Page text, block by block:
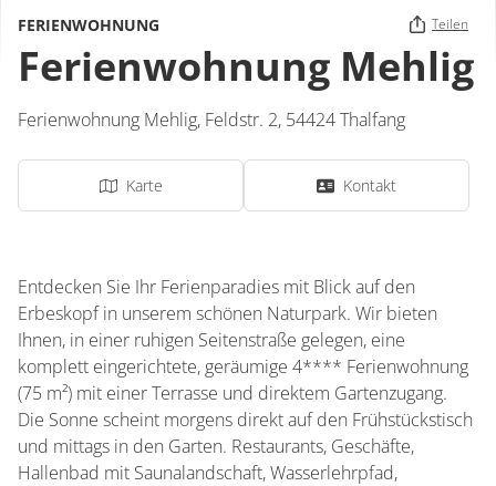
FERIENWOHNUNG Teilen
Ferienwohnung Mehlig
Ferienwohnung Mehlig, Feldstr. 2, 54424Thalfang
Karte Kontakt
Entdecken Sie Ihr Ferienparadies mit Blick auf den
Erbeskopf in unserem schönen Naturpark. Wir bieten
Ihnen, in einer ruhigen Seitenstraße gelegen, eine
komplett eingerichtete, geräumige 4**** Ferienwohnung
(75 m²) mit einer Terrasse und direktem Gartenzugang.
Die Sonne scheint morgens direkt auf den Frühstückstisch
und mittags in den Garten. Restaurants, Geschäfte,
Hallenbad mit Saunalandschaft, Wasserlehrpfad,